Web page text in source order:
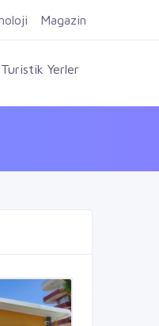
Ol Giriş Yap
Turistik Yerler
Magazin